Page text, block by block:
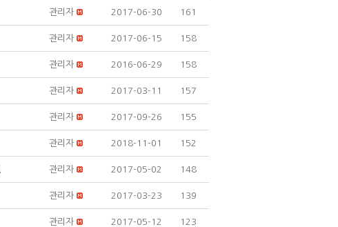
관리자 2017-06-30 161
관리자 2017-06-15 158
관리자 2016-06-29 158
관리자 2017-03-11 157
관리자 2017-09-26 155
관리자 2018-11-01 152
관리자 2017-05-02 148
관리자 2017-03-23 139
관리자 2017-05-12 123